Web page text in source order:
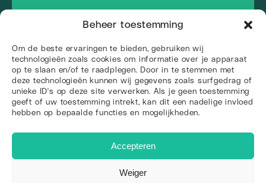
Beheer toestemming
Om de beste ervaringen te bieden, gebruiken wij
technologieën zoals cookies om informatie over je apparaat
op te slaan en/of te raadplegen. Door in te stemmen met
deze technologieën kunnen wij gegevens zoals surfgedrag of
unieke ID's op deze site verwerken. Als je geen toestemming
geeft of uw toestemming intrekt, kan dit een nadelige invloed
hebben op bepaalde functies en mogelijkheden.
Accepteren
Weiger
BTW-nr: NL862236599B01